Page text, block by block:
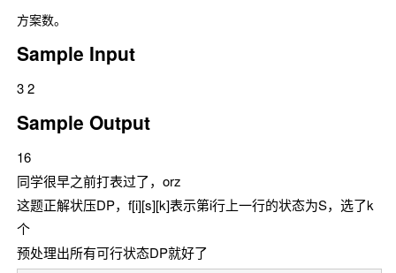
方案数。
Sample Input
3 2
Sample Output
16
同学很早之前打表过了，orz
这题正解状压DP，f[i][s][k]表示第i行上一行的状态为S，选了k
个
预处理出所有可行状态DP就好了